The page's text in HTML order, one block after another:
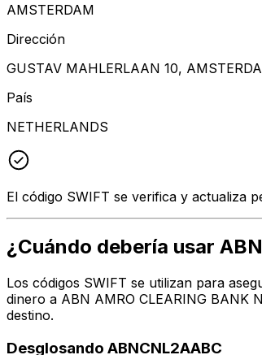
AMSTERDAM
Dirección
GUSTAV MAHLERLAAN 10,
País
NETHERLANDS
El código SWIFT se verifica y actualiza
¿Cuándo debería usar
Los códigos SWIFT se utilizan para
dinero a ABN AMRO CLEARING BANK
destino.
Desglosando ABNCNL2AABC